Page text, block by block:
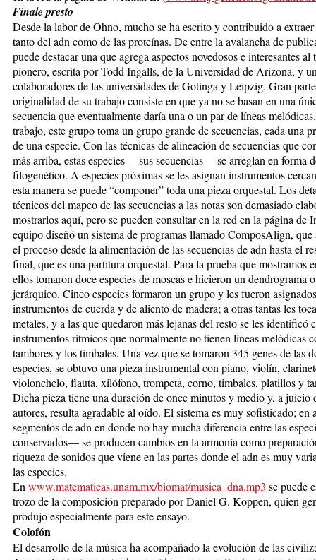
Finale presto
Desde la labor de Ohno, mucho se ha escrito y contribuido a
tanto del adn como de las proteínas. De entre la avalancha de
puede destacar una que agrega aspectos novedosos e interesantes al
pionero, escrita por Todd Ingalls, de la Universidad de Arizona, y
colaboradores de las universidades de Gotinga y Leipzig. Gran
originalidad de su trabajo consiste en que ya no se basan en una
secuencia que eventualmente daría una o un par de líneas
trabajo, este grupo toma un grupo grande de secuencias, cada una
de una especie. Con las técnicas de alineación de secuencias que
más arriba, estas especies —sus secuencias— se arreglan en forma
filogenético. A especies próximas se les asignan instrumentos
esta manera se puede “componer” toda una pieza orquestal. Los
técnicos del mapeo de las secuencias a las notas son demasiado
mostrarlos aquí, pero se pueden consultar en la red en la página de
equipo diseñó un sistema de programas llamado ComposAlign, que
el proceso desde la alimentación de las secuencias de adn hasta el
final, que es una partitura orquestal. Para la prueba que mostramos
ellos tomaron doce especies de moscas e hicieron un dendrograma
jerárquico. Cinco especies formaron un grupo y les fueron asignados
instrumentos de cuerda y de aliento de madera; a otras tantas les
metales, y a las que quedaron más lejanas del resto se les identificó
instrumentos rítmicos que normalmente no tienen líneas melódicas
tambores y los timbales. Una vez que se tomaron 345 genes de las
especies, se obtuvo una pieza instrumental con piano, violín,
violonchelo, flauta, xilófono, trompeta, corno, timbales, platillos y
Dicha pieza tiene una duración de once minutos y medio y, a juicio
autores, resulta agradable al oído. El sistema es muy sofisticado; en
segmentos de adn en donde no hay mucha diferencia entre las
conservados— se producen cambios en la armonía como
riqueza de sonidos que viene en las partes donde el adn es muy
las especies.
En www.matematicas.unam.mx/biomat/musica_dna.mp3 se puede
trozo de la composición preparado por Daniel G. Koppen, quien
produjo especialmente para este ensayo.
Colofón
El desarrollo de la música ha acompañado la evolución de las